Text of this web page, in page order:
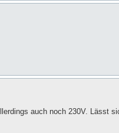
auch noch 230V. Lässt